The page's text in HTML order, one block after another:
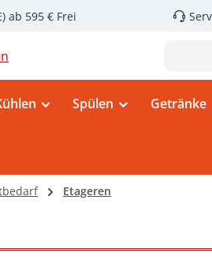
ab 595 € Frei
Spülen Getränke
Etageren